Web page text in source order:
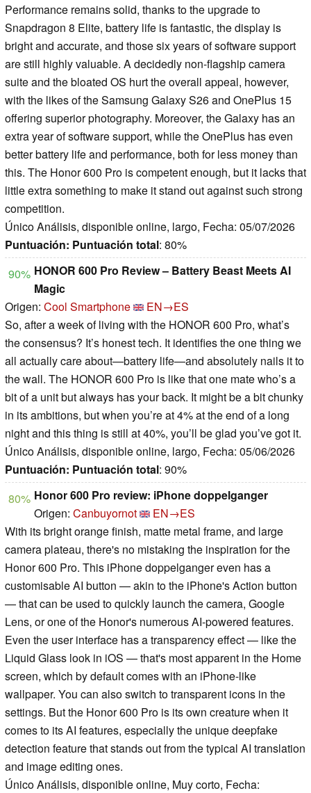
Performance remains solid, thanks to the upgrade to
Snapdragon 8 Elite, battery life is fantastic, the display is
bright and accurate, and those six years of software support
are still highly valuable. A decidedly non-flagship camera
suite and the bloated OS hurt the overall appeal, however,
with the likes of the Samsung Galaxy S26 and OnePlus 15
offering superior photography. Moreover, the Galaxy has an
extra year of software support, while the OnePlus has even
better battery life and performance, both for less money than
this. The Honor 600 Pro is competent enough, but it lacks that
little extra something to make it stand out against such strong
competition.
Único Análisis, disponible online, largo, Fecha: 05/07/2026
Puntuación: Puntuación total: 80%
90% HONOR 600 Pro Review – Battery Beast Meets AI
Magic
Origen: Cool Smartphone
EN→ES
So, after a week of living with the HONOR 600 Pro, what’s
the consensus? It’s honest tech. It identifies the one thing we
all actually care about—battery life—and absolutely nails it to
the wall. The HONOR 600 Pro is like that one mate who’s a
bit of a unit but always has your back. It might be a bit chunky
in its ambitions, but when you’re at 4% at the end of a long
night and this thing is still at 40%, you’ll be glad you’ve got it.
Único Análisis, disponible online, largo, Fecha: 05/06/2026
Puntuación: Puntuación total: 90%
80% Honor 600 Pro review: iPhone doppelganger
Origen: Canbuyornot
EN→ES
With its bright orange finish, matte metal frame, and large
camera plateau, there's no mistaking the inspiration for the
Honor 600 Pro. This iPhone doppelganger even has a
customisable AI button — akin to the iPhone's Action button
— that can be used to quickly launch the camera, Google
Lens, or one of the Honor's numerous AI-powered features.
Even the user interface has a transparency effect — like the
Liquid Glass look in iOS — that's most apparent in the Home
screen, which by default comes with an iPhone-like
wallpaper. You can also switch to transparent icons in the
settings. But the Honor 600 Pro is its own creature when it
comes to its AI features, especially the unique deepfake
detection feature that stands out from the typical AI translation
and image editing ones.
Único Análisis, disponible online, Muy corto, Fecha: